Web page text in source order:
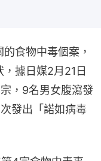
食物中毒個案，
據日媒2月21日
，9名男女腹瀉發
發出「諾如病毒